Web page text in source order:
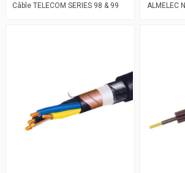
Câble TELECOM SERIES 98 & 99 ALMELEC